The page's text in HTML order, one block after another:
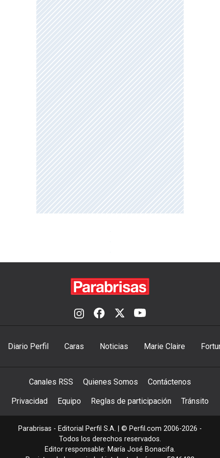
Diario Perfil Caras Noticias Marie Claire
Canales RSS Quienes Somos Contáctenos
Privacidad Equipo Reglas de participación Tránsito
Parabrisas - Editorial Perfil S.A. | © Perfil.com 2006-2026 -
Todos los derechos reservados.
Editor responsable: María José Bonacifa.